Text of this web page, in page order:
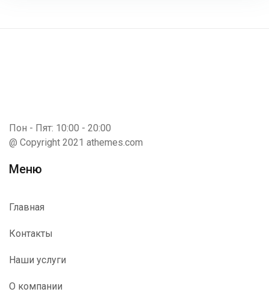
Пон - Пят: 10:00 - 20:00
@ Copyright 2021 athemes.com
Меню
Главная
Контакты
Наши услуги
О компании